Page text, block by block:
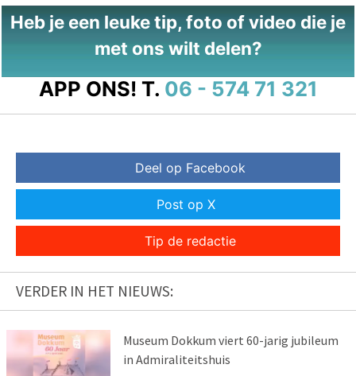
Heb je een leuke tip, foto of video die je
met ons wilt delen?
APP ONS! T. 06 - 574 71 321
Deel op Facebook
Post op X
Tip de redactie
VERDER IN HET NIEUWS:
Museum Dokkum viert 60-jarig jubileum
in Admiraliteitshuis